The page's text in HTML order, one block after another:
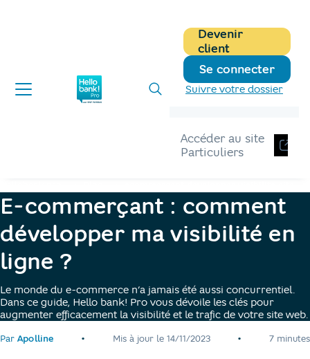
Devenir
client
Se connecter
Suivre votre dossier
Accéder au site
Particuliers
E-commerçant : comment
développer ma visibilité en
ligne ?
Le monde du e-commerce n’a jamais été aussi concurrentiel.
Dans ce guide, Hello bank! Pro vous dévoile les clés pour
augmenter efficacement la visibilité et le trafic de votre site web.
Par Apolline • Mis à jour le 14/11/2023 • 7 minutes